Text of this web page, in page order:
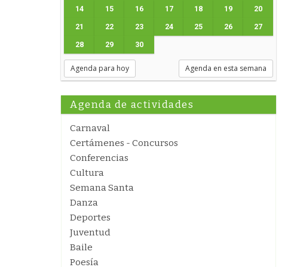
14 15 16 17 18 19 20
21 22 23 24 25 26 27
28 29 30
Agenda para hoy Agenda en esta semana
Agenda de actividades
Carnaval
Certámenes - Concursos
Conferencias
Cultura
Semana Santa
Danza
Deportes
Juventud
Baile
Poesía